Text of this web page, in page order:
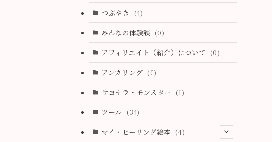
(0)
(28)
(18)
(4)
(9)
(6)
(11)
つぶやき (4)
みんなの体験談 (0)
アフィリエイト（紹介）について (0)
アンカリング (0)
サヨナラ・モンスター (1)
ツール (34)
マイ・ヒーリング絵本 (4)